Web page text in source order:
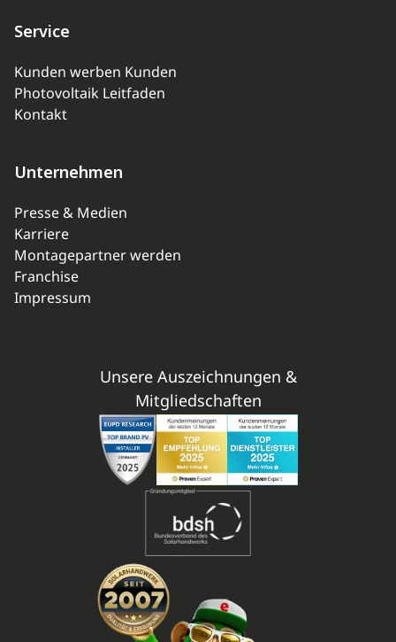
Service
Kunden werben Kunden
Photovoltaik Leitfaden
Kontakt
Unternehmen
Presse & Medien
Karriere
Montagepartner werden
Franchise
Impressum
Unsere Auszeichnungen &
Mitgliedschaften